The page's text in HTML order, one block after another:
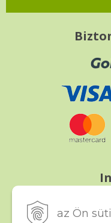
az ÖnPanasz,